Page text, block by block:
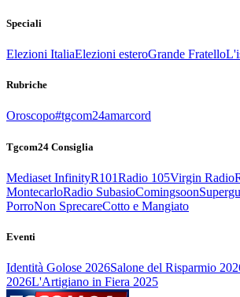
Speciali
Elezioni ItaliaElezioni esteroGrande Fratello
Rubriche
Oroscopo#tgcom24amarcord
Tgcom24 Consiglia
Mediaset InfinityR101Radio 105Virgin Radio
MontecarloRadio SubasioComingsoon
PorroNon SprecareCotto e Mangiato
Eventi
Identità Golose 2026Salone del Risparmio
2026L'Artigiano in Fiera 2025